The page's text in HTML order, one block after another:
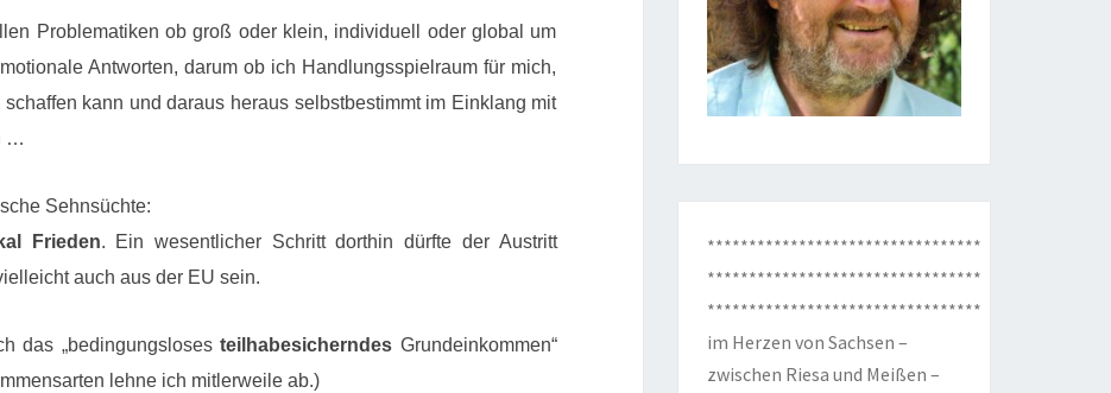
Problematiken ob groß oder klein, individuell oder global um
Antworten, darum ob ich Handlungsspielraum für mich,
schaffen kann und daraus heraus selbstbestimmt im Einklang mit
…
Sehnsüchte:
Frieden. Ein wesentlicher Schritt dorthin dürfte der Austritt
auch aus der EU sein.
das „bedingungsloses teilhabesicherndes Grundeinkommen“
lehne ich mitlerweile ab.)
*********************************
*********************************
*********************************
im Herzen von Sachsen –
zwischen Riesa und Meißen –